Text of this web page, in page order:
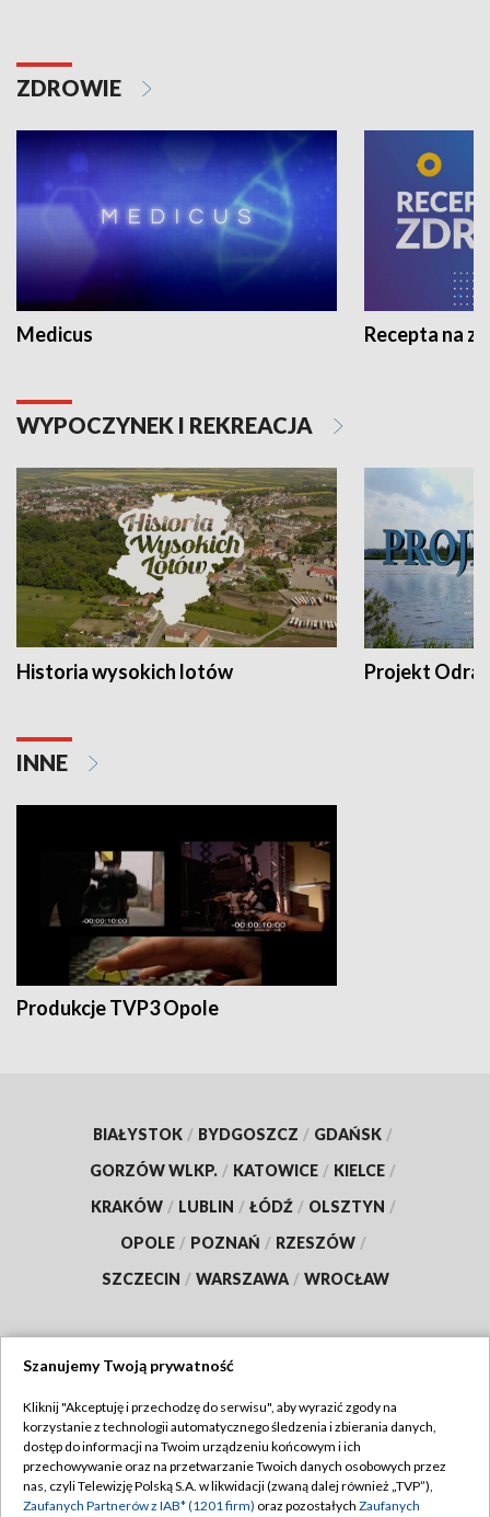
ZDROWIE
Medicus Recepta na
WYPOCZYNEK I REKREACJA
Historia wysokich lotów Projekt Odra
INNE
Produkcje TVP3 Opole
BIAŁYSTOK / BYDGOSZCZ / GDAŃSK /
GORZÓW WLKP. / KATOWICE / KIELCE /
KRAKÓW / LUBLIN / ŁÓDŹ / OLSZTYN /
OPOLE / POZNAŃ / RZESZÓW /
SZCZECIN / WARSZAWA / WROCŁAW
TVP
Abonament TVP
Emisja w TVP
Regulamin TVP
Polityka prywatności
Szanujemy Twoją prywatność
Kliknij "Akceptuję i przechodzę do serwisu", aby wyrazić zgody na
korzystanie z technologii automatycznego śledzenia i zbierania danych,
dostęp do informacji na Twoim urządzeniu końcowym i ich
przechowywanie oraz na przetwarzanie Twoich danych osobowych przez
nas, czyli Telewizję Polską S.A. w likwidacji (zwaną dalej również „TVP”),
Zaufanych Partnerów z IAB* (1201 firm) oraz pozostałych Zaufanych